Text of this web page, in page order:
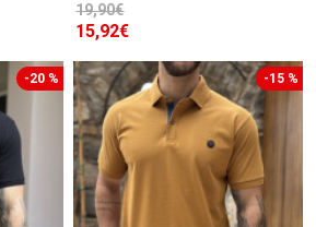
15,92€
19,90€
-20 % -15 %